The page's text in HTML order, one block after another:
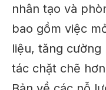
nhân tạo và
bao gồm việc
liệu, tăng
tác chặt chẽ